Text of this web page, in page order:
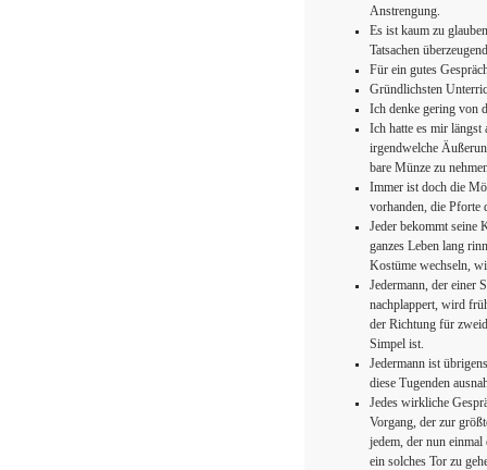
Anstrengung.
Es ist kaum zu
Tatsachen
Für ein gutes
Gründlichsten
Ich denke gering von
Ich hatte es mir längst
irgendwelche
bare Münze zu
Immer ist doch die
vorhanden, die Pforte
Jeder bekommt seine
ganzes Leben lang
Kostüme wechseln,
Jedermann, der einer
nachplappert, wird
der Richtung für
Simpel ist.
Jedermann ist
diese Tugenden
Jedes wirkliche
Vorgang, der zur
jedem, der nun einmal
ein solches Tor zu